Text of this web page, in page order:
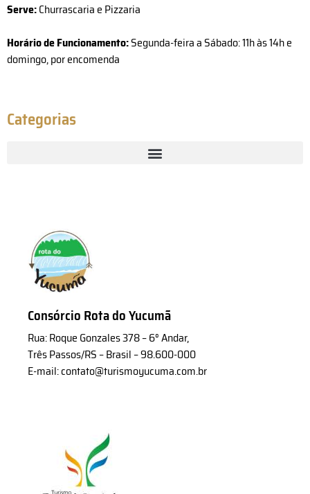
Serve:Churrascaria e Pizzaria
Horário de Funcionamento:Segunda-feira a Sábado: 11h às 14h e
domingo, por encomenda
Categorias
Consórcio Rota do Yucumã
Rua: Roque Gonzales 378 – 6° Andar,
Três Passos/RS – Brasil – 98.600-000
E-mail: contato@turismoyucuma.com.br